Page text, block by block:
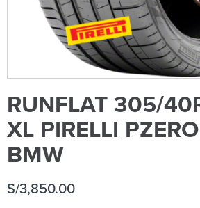
RUNFLAT 305/
XL PIRELLI
BMW
S/3,850.00